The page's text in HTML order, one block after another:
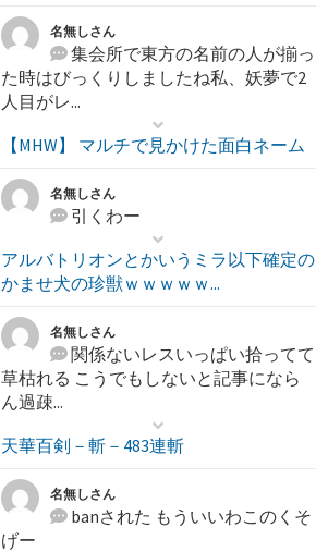
名無しさん
集会所で東方の名前の人が揃っ
た時はびっくりしましたね私、妖夢で2
人目がレ...
【MHW】 マルチで見かけた面白ネーム
名無しさん
引くわー
アルバトリオンとかいうミラ以下確定の
かませ犬の珍獣ｗｗｗｗｗ...
名無しさん
関係ないレスいっぱい拾ってて
草枯れる こうでもしないと記事になら
ん過疎...
天華百剣－斬－483連斬
名無しさん
banされた もういいわこのくそ
げー